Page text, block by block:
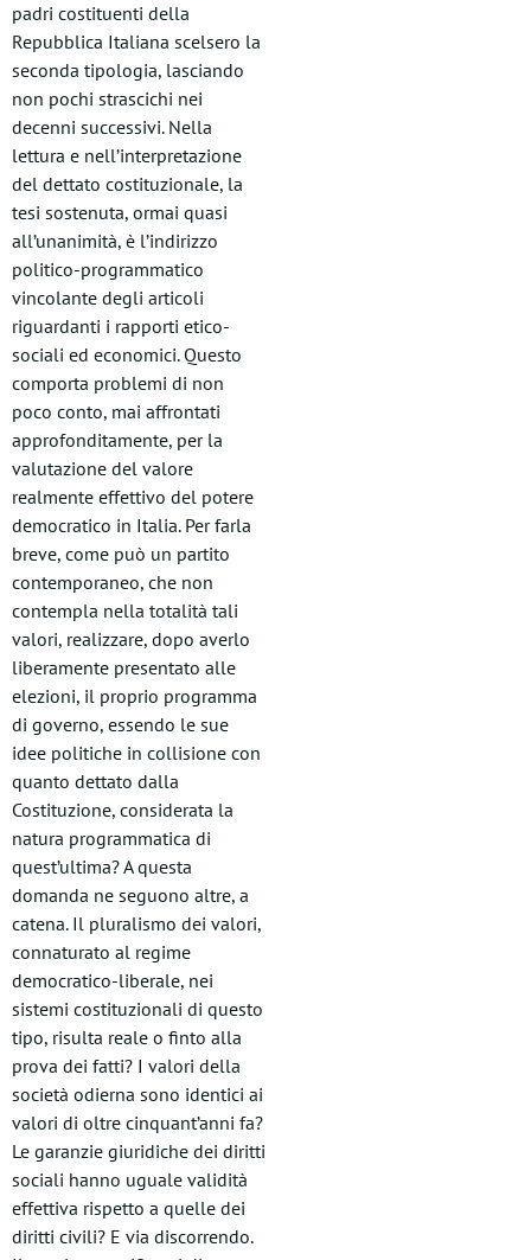
padri costituenti della
Repubblica Italiana scelsero la
seconda tipologia, lasciando
non pochi strascichi nei
decenni successivi. Nella
lettura e nell’interpretazione
del dettato costituzionale, la
tesi sostenuta, ormai quasi
all’unanimità, è l’indirizzo
politico-programmatico
vincolante degli articoli
riguardanti i rapporti etico-
sociali ed economici. Questo
comporta problemi di non
poco conto, mai affrontati
approfonditamente, per la
valutazione del valore
realmente effettivo del potere
democratico in Italia. Per farla
breve, come può un partito
contemporaneo, che non
contempla nella totalità tali
valori, realizzare, dopo averlo
liberamente presentato alle
elezioni, il proprio programma
di governo, essendo le sue
idee politiche in collisione con
quanto dettato dalla
Costituzione, considerata la
natura programmatica di
quest’ultima? A questa
domanda ne seguono altre, a
catena. Il pluralismo dei valori,
connaturato al regime
democratico-liberale, nei
sistemi costituzionali di questo
tipo, risulta reale o finto alla
prova dei fatti? I valori della
società odierna sono identici ai
valori di oltre cinquant’anni fa?
Le garanzie giuridiche dei diritti
sociali hanno uguale validità
effettiva rispetto a quelle dei
diritti civili? E via discorrendo.